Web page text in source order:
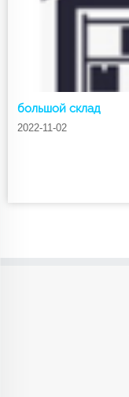
большой склад
2022-11-02